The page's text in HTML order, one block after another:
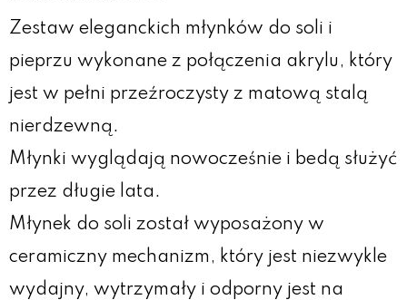
Zestaw eleganckich młynków do soli i
pieprzu wykonane z połączenia akrylu, który
jest w pełni przeźroczysty z matową stalą
nierdzewną.
Młynki wyglądają nowocześnie i bedą służyć
przez długie lata.
Młynek do soli został wyposażony w
ceramiczny mechanizm, który jest niezwykle
wydajny, wytrzymały i odporny jest na